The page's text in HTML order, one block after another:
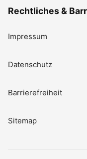
Rechtliches &
Impressum
Datenschutz
Barrierefreiheit
Sitemap